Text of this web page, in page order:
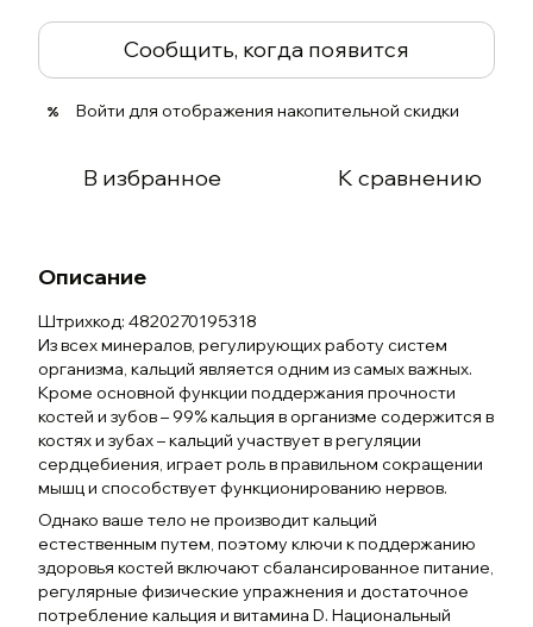
Сообщить, когда появится
% Войти для отображения накопительной скидки
В избранное К сравнению
Описание
Штрихкод: 4820270195318
Из всех минералов, регулирующих работу систем
организма, кальций является одним из самых важных.
Кроме основной функции поддержания прочности
костей и зубов – 99% кальция в организме содержится в
костях и зубах – кальций участвует в регуляции
сердцебиения, играет роль в правильном сокращении
мышц и способствует функционированию нервов.
Однако ваше тело не производит кальций
естественным путем, поэтому ключи к поддержанию
здоровья костей включают сбалансированное питание,
регулярные физические упражнения и достаточное
потребление кальция и витамина D. Национальный